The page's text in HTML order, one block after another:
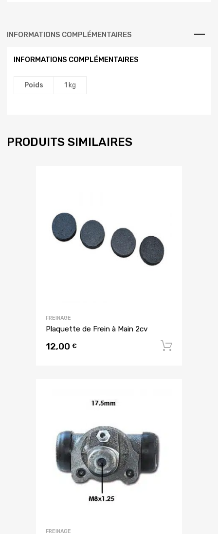
INFORMATIONS COMPLÉMENTAIRES
INFORMATIONS COMPLÉMENTAIRES
Poids 1 kg
PRODUITS SIMILAIRES
FREINAGE
Plaquette de Frein à Main 2cv
12,00 €
FREINAGE